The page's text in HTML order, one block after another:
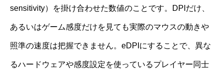
sensitivity）を掛け合わせた数値のことです。DPIだけ、
あるいはゲーム感度だけを見ても実際のマウスの動きや
照準の速度は把握できません。eDPIにすることで、異な
るハードウェアや感度設定を使っているプレイヤー同士